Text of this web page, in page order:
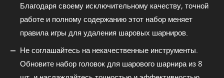
Благодаря своему исключительному качеству, точной
работе и полному содержанию этот набор меняет
правила игры для удаления шаровых шарниров.
Не соглашайтесь на некачественные инструменты.
Обновите набор головок для шарового шарнира из 8